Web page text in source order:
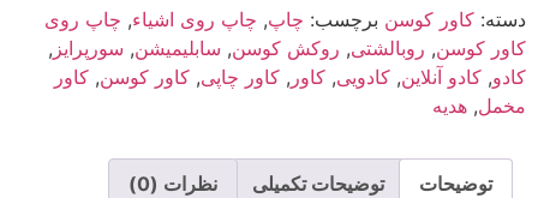
دسته: کاور کوسن برچسب: چاپ, چاپ روی اشیاء, چاپ روی
کاور کوسن, روبالشتی, روکش کوسن, سابلیمیشن, سورپرایز ,
کادو, کادو آنلاین, کادویی, کاور , کاور چاپی, کاور کوسن, کاور
مخمل, هدیه
توضیحات توضیحات تکمیلی نظرات (0)